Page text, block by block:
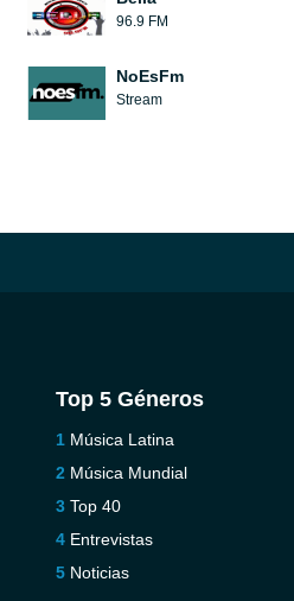
96.9 FM
NoEsFm
Stream
Top 5 Géneros
Música Latina
Música Mundial
Top 40
Entrevistas
Noticias